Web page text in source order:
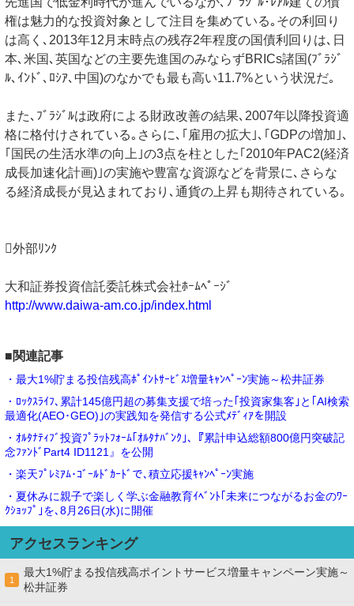
権は魅力的な投資対象として注目を集めている｡その利回り
は高く､2013年12月末時点の残存2年程度の国債利回りは､日
本､米国､英国などの主要先進国のみならずBRICs諸国(ﾌﾞﾗｼﾞ
ﾙ､ｲﾝﾄﾞ､ﾛｼｱ､中国)のなかでも最も高い11.7%という状況だ｡
また､ﾌﾞﾗｼﾞﾙは政府による財政改善の結果､2007年以降投資適
格に格付けされている｡さらに､｢雇用の拡大｣､｢GDPの増加｣､
｢国民の生活水準の向上｣の3点を柱とした｢2010年PAC2(経済
成長加速化計画)｣の実施や豊富な資源などを背景に､さらな
る経済成長が見込まれており､通貨の上昇も期待されている｡
外部ﾘﾝｸ
大和証券投資信託委託株式会社ﾎｰﾑﾍﾟｰｼﾞ
http://www.daiwa-am.co.jp/index.html
■関連記事
・最大1%貯まる投信残高ﾎﾟｲﾝﾄｻｰﾋﾞｽ増量ｷｬﾝﾍﾟｰﾝ実施～松井証券
・ﾛｯｸｽﾗｲﾌ､累計145億円超の募集支援で培った｢投資家集客｣と｢AI検索
最適化(AEO･GEO)｣の実践知を発信する公式ﾒﾃﾞｨｱを開設
・ｵﾙﾀﾅﾃｨﾌﾞ投資ﾌﾟﾗｯﾄﾌｫｰﾑ｢ｵﾙﾀﾅﾊﾞﾝｸ｣､『累計申込総額800億円突破記
念ﾌｧﾝﾄﾞPart4 ID1121』を公開
・楽天ﾌﾟﾚﾐｱﾑ･ｺﾞｰﾙﾄﾞｶｰﾄﾞで､積立応援ｷｬﾝﾍﾟｰﾝ実施
・夏休みに親子で楽しく学ぶ金融教育ｲﾍﾞﾝﾄ｢未来につながるお金のﾜｰ
ｸｼｮｯﾌﾟ｣を､8月26日(水)に開催
アクセスランキング
1
最大1%貯まる投信残高ポイントサービス増量キャンペーン実施～
松井証券